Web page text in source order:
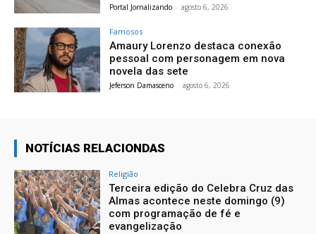
Portal Jornalizando - agosto 6, 2026
Famosos
Amaury Lorenzo destaca conexão
pessoal com personagem em nova
novela das sete
Jeferson Damasceno - agosto 6, 2026
NOTÍCIAS RELACIONDAS
Religião
Terceira edição do Celebra Cruz das
Almas acontece neste domingo (9)
com programação de fé e
evangelização